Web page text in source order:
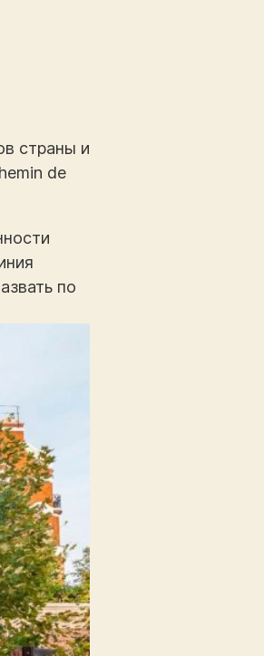
страны и
de
по